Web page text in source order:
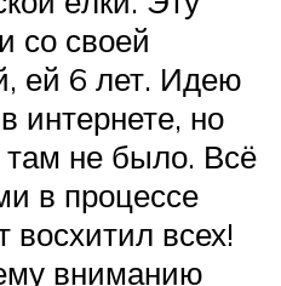
со своей
ей 6 лет. Идею
интернете, но
не было. Всё
в процессе
восхитил всех!
вниманию